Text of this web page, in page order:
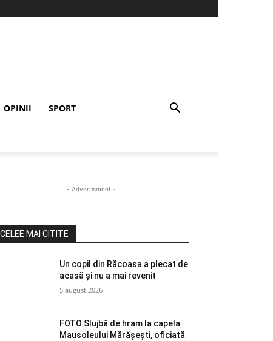
OPINII SPORT
- Advertisment -
CELEE MAI CITITE
Un copil din Răcoasa a plecat de
acasă și nu a mai revenit
5 august 2026
FOTO Slujbă de hram la capela
Mausoleului Mărășești, oficiată